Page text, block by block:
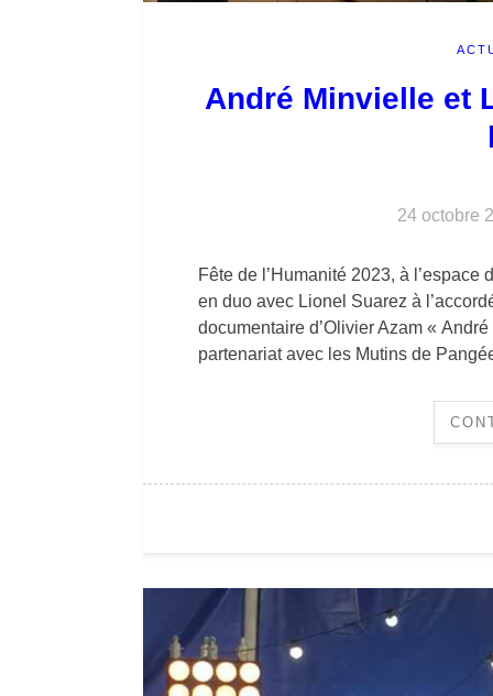
André Minvielle et
24 octobre
Fête de l’Humanité 2023, à l’espace
en duo avec Lionel Suarez à
documentaire d’Olivier Azam «
partenariat avec les Mutins de